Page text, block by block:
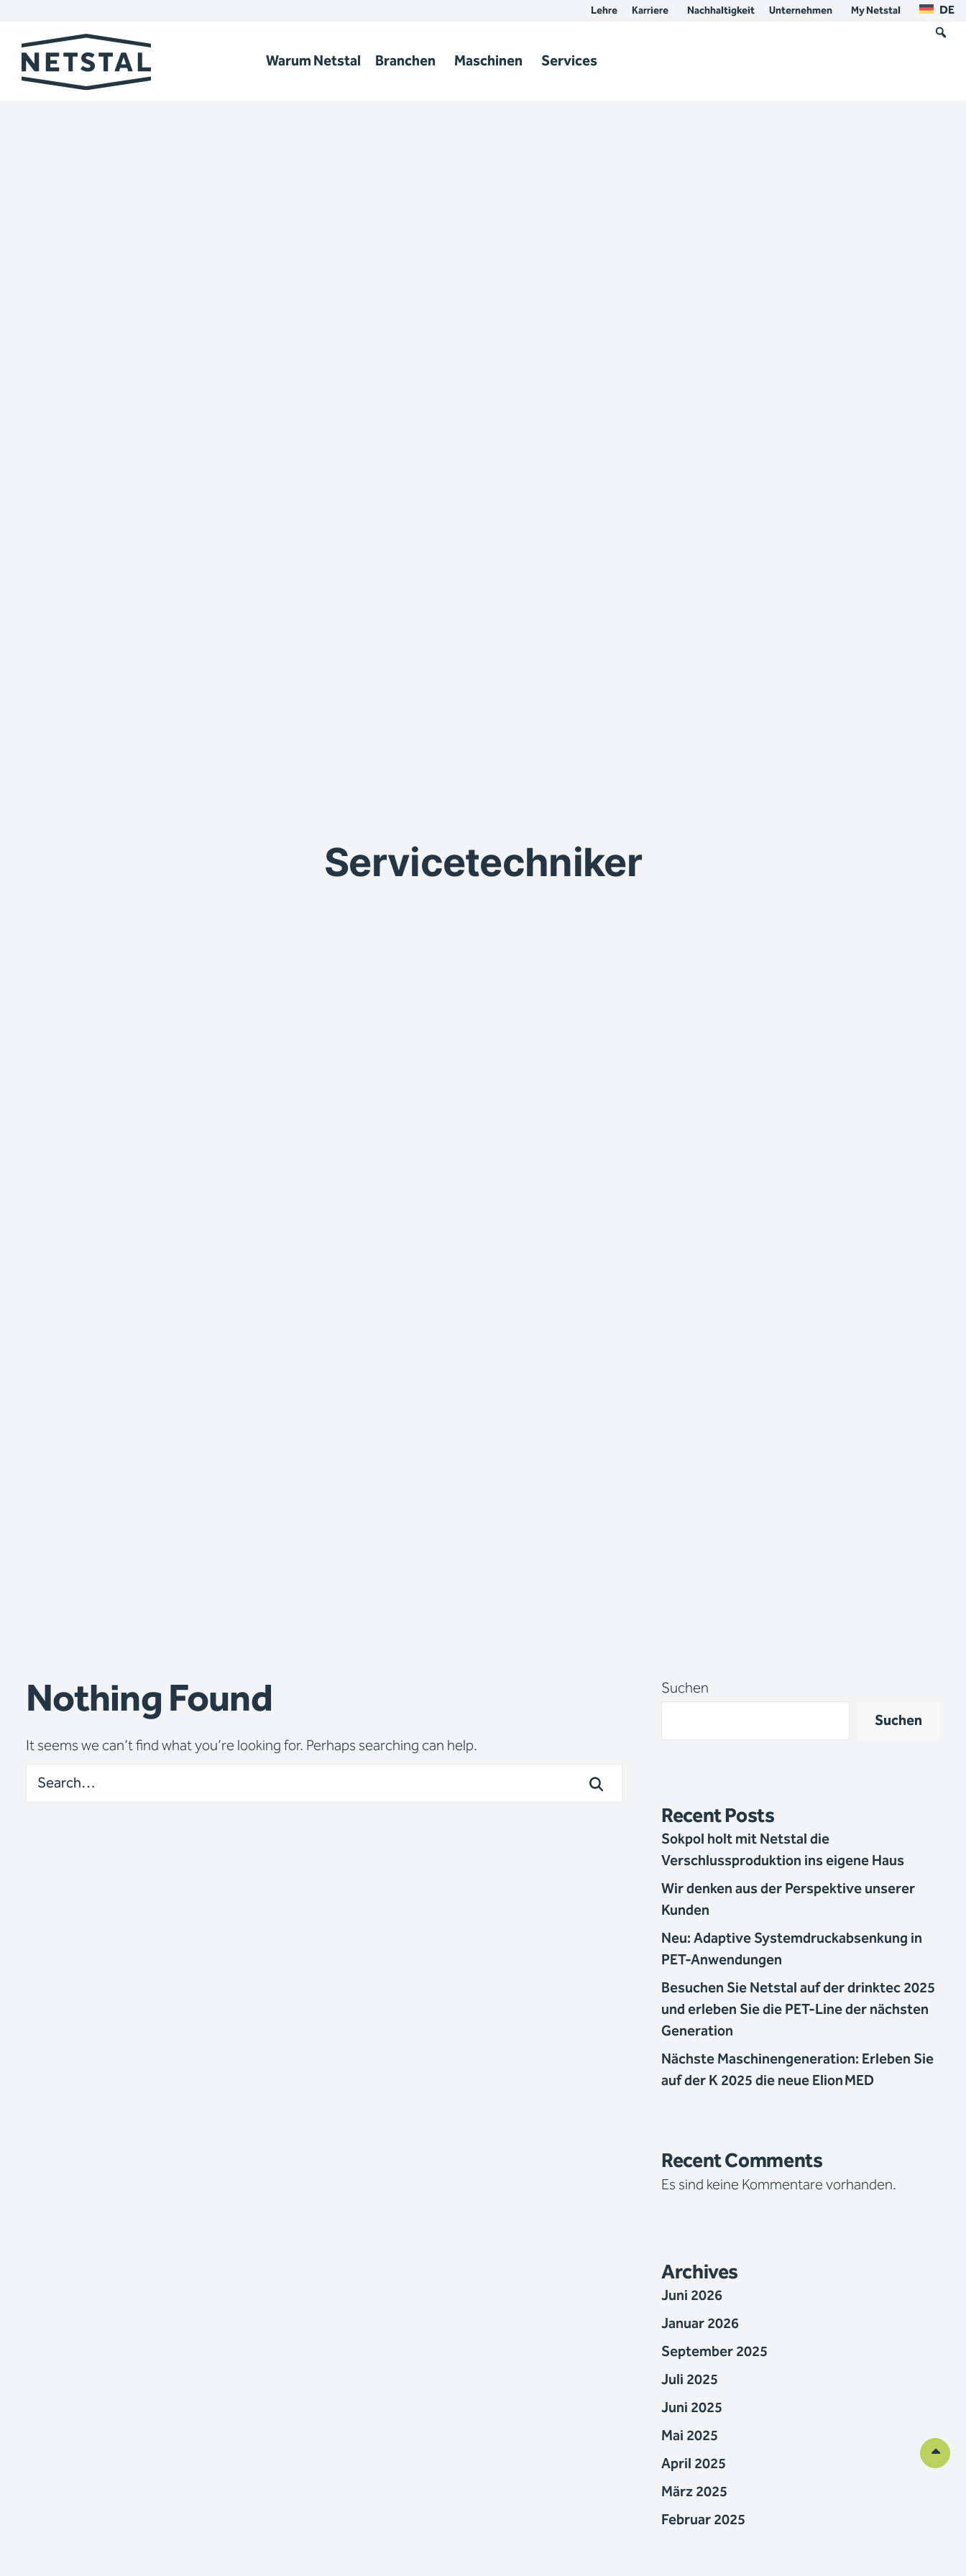
Lehre Karriere Nachhaltigkeit Unternehmen My Netstal DE
Warum Netstal Branchen Maschinen Services
Servicetechniker
Nothing Found
It seems we can’t find what you’re looking for. Perhaps searching can help.
Suchen
Suchen
Recent Posts
Sokpol holt mit Netstal die
Verschlussproduktion ins eigene Haus
Wir denken aus der Perspektive unserer
Kunden
Neu: Adaptive Systemdruckabsenkung in
PET-Anwendungen
Besuchen Sie Netstal auf der drinktec 2025
und erleben Sie die PET-Line der nächsten
Generation
Nächste Maschinengeneration: Erleben Sie
auf der K 2025 die neue Elion MED
Recent Comments
Es sind keine Kommentare vorhanden.
Archives
Juni 2026
Januar 2026
September 2025
Juli 2025
Juni 2025
Mai 2025
April 2025
März 2025
Februar 2025